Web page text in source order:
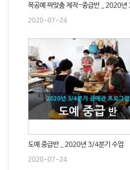
2020-07-24
도예 중급반 _ 2020년 3/4분기 수업
2020-07-24